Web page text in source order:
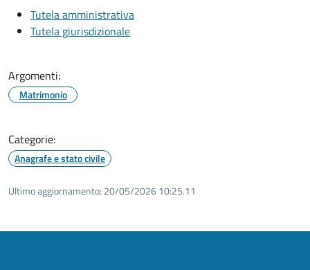
Tutela amministrativa
Tutela giurisdizionale
Argomenti:
Matrimonio
Categorie:
Anagrafe e stato civile
Ultimo aggiornamento: 20/05/2026 10:25.11